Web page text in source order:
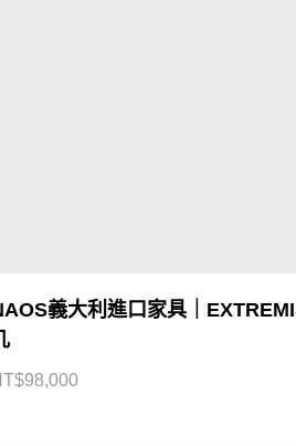
義大利進口家具｜
98,000